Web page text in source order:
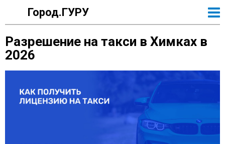
Город.ГУРУ
Разрешение на такси в Химках в
2026